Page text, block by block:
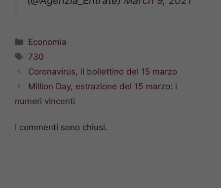
Categorie
Economia
Tag
730
Coronavirus, il bollettino del 15 marzo
Million Day, estrazione del 15 marzo: i
numeri vincenti
I commenti sono chiusi.